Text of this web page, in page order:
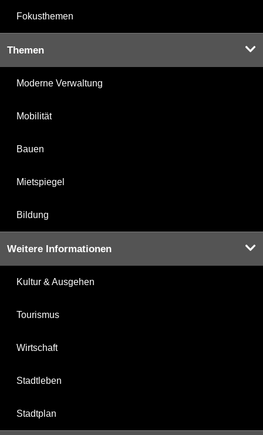
Fokusthemen
Themen
Moderne Verwaltung
Mobilität
Bauen
Mietspiegel
Bildung
Weitere Informationen
Kultur & Ausgehen
Tourismus
Wirtschaft
Stadtleben
Stadtplan